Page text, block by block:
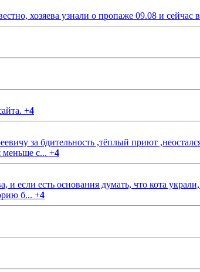
хозяева узнали о пропаже 09.08 и сейчас
+4
за бдительность ,тёплый приют
меньше с... +4
есть основания думать, что кота
б... +4